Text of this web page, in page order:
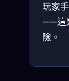
玩家
——這
險。